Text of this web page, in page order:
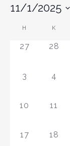
11/1/2025
CALENDAR
OF
H K
0
27
0
28
0
3
0
4
0
10
0
11
0
17
0
18